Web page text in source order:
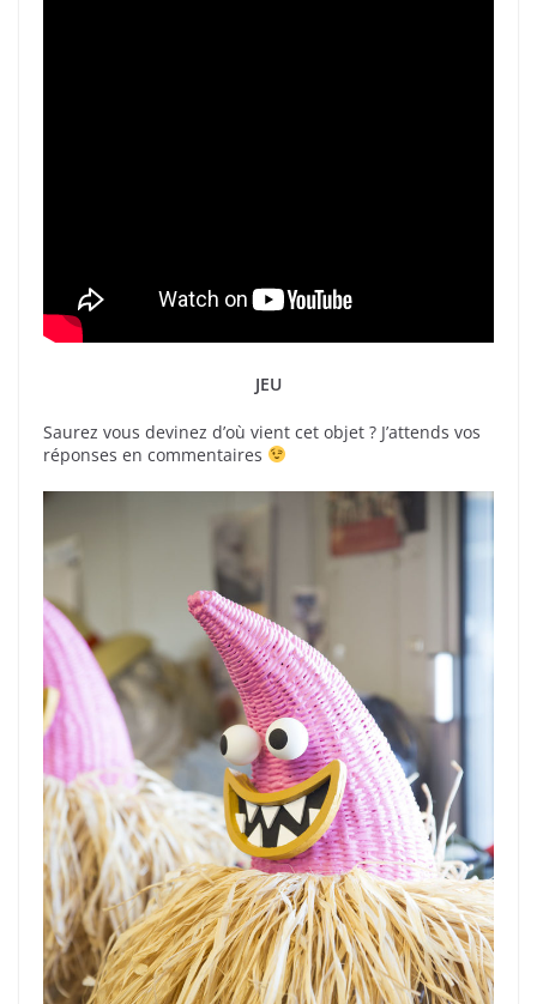
JEU
Saurez vous devinez d’où vient cet objet ? J’attends vos
réponses en commentaires